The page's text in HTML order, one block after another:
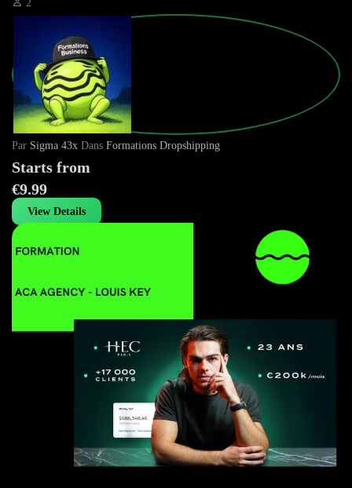
2
Par Sigma 43x Dans Formations Dropshipping
Starts from
€9.99
View Details